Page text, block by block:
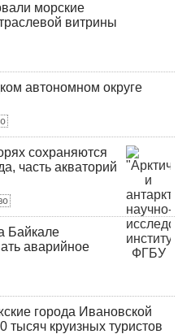
морские
витрины
автономном округе
сохраняются
часть акваторий
Байкале
аварийное
города Ивановской
тысяч круизных туристов